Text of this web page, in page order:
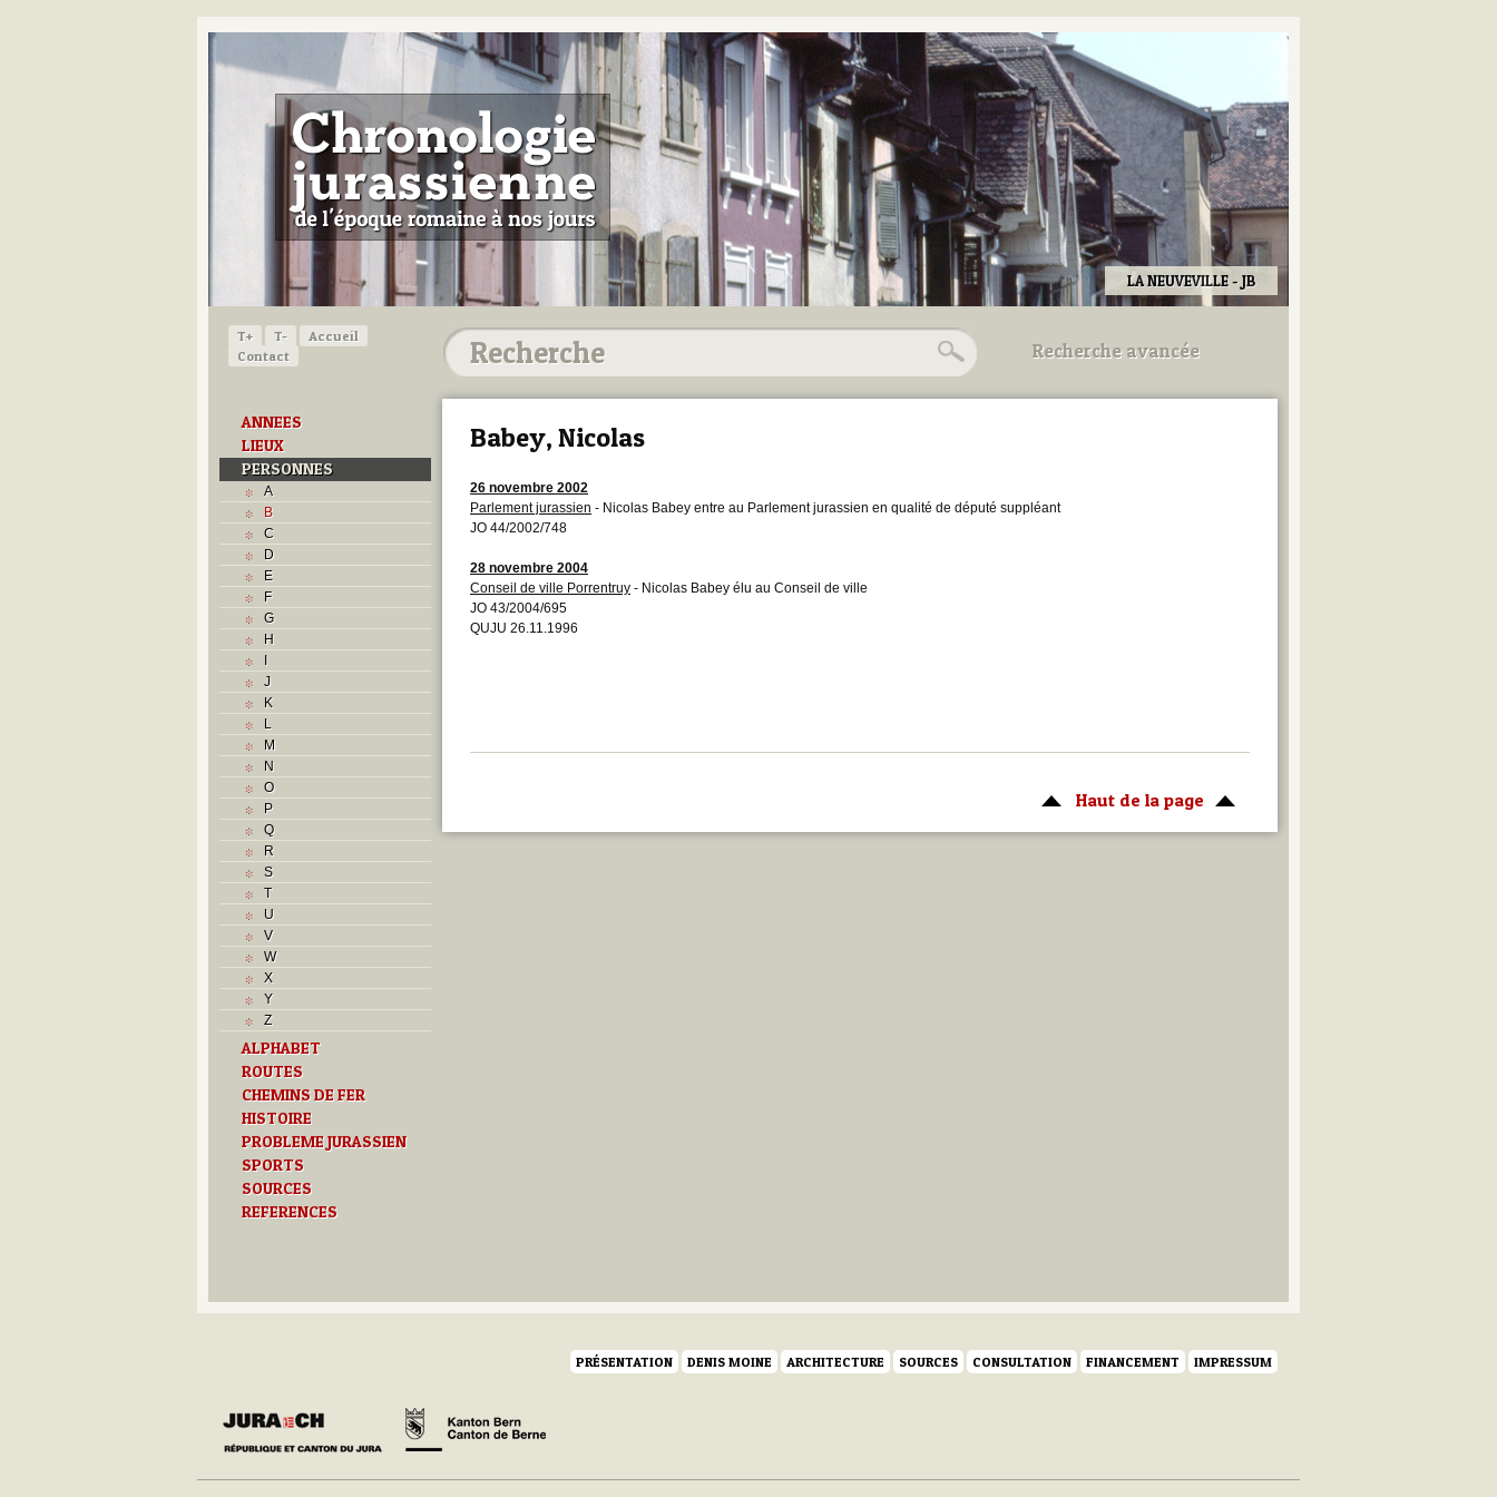
LA NEUVEVILLE - JB
T+ T-
Accueil
Contact
ANNEES
LIEUX
PERSONNES
A
B
C
D
E
F
G
H
I
J
K
L
M
N
O
P
Q
R
S
T
U
V
W
X
Y
Z
ALPHABET
ROUTES
CHEMINS DE FER
HISTOIRE
PROBLEME JURASSIEN
SPORTS
SOURCES
REFERENCES
Recherche avancée
Utilisez les champs ci-dessous
Babey, Nicolas
26 novembre 2002
Parlement jurassien - Nicolas Babey entre au Parlement jurassien en qualité de député suppléant
JO 44/2002/748
28 novembre 2004
Conseil de ville Porrentruy - Nicolas Babey élu au Conseil de ville
JO 43/2004/695
QUJU 26.11.1996
Haut de la page
PRÉSENTATION DENIS MOINE ARCHITECTURE SOURCES CONSULTATION FINANCEMENT IMPRESSUM